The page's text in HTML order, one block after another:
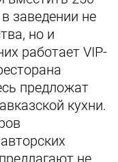
заведении не
но и
работает VIP-
предложат
кухни.
не